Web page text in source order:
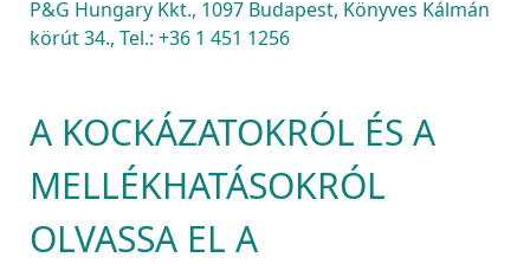
P&G Hungary Kkt., 1097 Budapest, Könyves Kálmán
körút 34., Tel.: +36 1 451 1256
A KOCKÁZATOKRÓL ÉS A
MELLÉKHATÁSOKRÓL
OLVASSA EL A